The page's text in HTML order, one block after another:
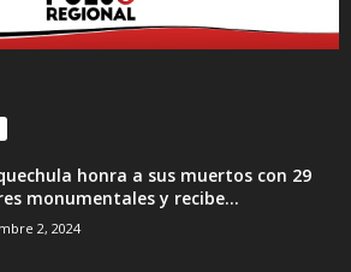
honra a sus muertos con 29
monumentales y recibe...
2, 2024